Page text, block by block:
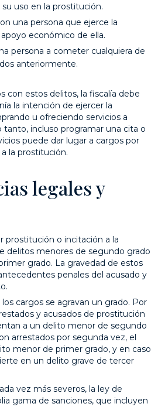
uso en la prostitución.
una persona que ejerce la
económico de ella.
persona a cometer cualquiera de
anteriormente.
con estos delitos, la fiscalía debe
la intención de ejercer la
u ofreciendo servicios a
tanto, incluso programar una cita o
puede dar lugar a cargos por
la prostitución.
legales y
prostitución o incitación a la
delitos menores de segundo grado
grado. La gravedad de estos
penales del acusado y
cargos se agravan un grado. Por
y acusados ​​de prostitución
a un delito menor de segundo
arrestados por segunda vez, el
menor de primer grado, y en caso
en un delito grave de tercer
vez más severos, la ley de
gama de sanciones, que incluyen